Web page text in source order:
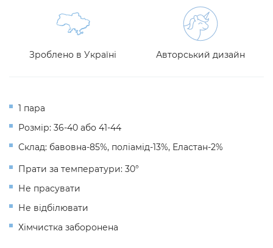
Зроблено в Україні Авторський дизайн
1 пара
Розмір: 36-40 або 41-44
Склад: бавовна-85%, поліамід-13%, Еластан-2%
Прати за температури: 30°
Не прасувати
Не відбілювати
Хімчистка заборонена